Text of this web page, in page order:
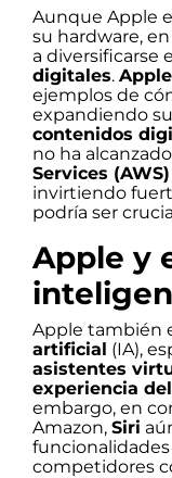
Aunque Apple
su hardware,
a diversificarse
digitales.
ejemplos de
expandiendo
contenidos
no ha
Services (AWS)
invirtiendo
podría ser
Apple y
Apple también
artificial (IA),
asistentes
experiencia
embargo, en
Amazon, Siri
competidores